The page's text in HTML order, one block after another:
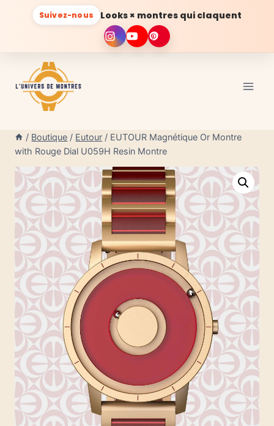
Suivez-nous Looks × montres qui claquent
contenu
/ Boutique / Eutour / EUTOUR Magnétique Or Montre
with Rouge Dial U059H Resin Montre